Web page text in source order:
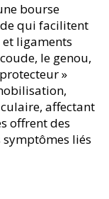
bourse
qui facilitent
et ligaments
le genou,
»
affectant
offrent des
liés